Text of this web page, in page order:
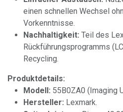
einen schnellen Wechsel
Vorkenntnisse.
Nachhaltigkeit: Teil des
Rückführungsprogramms
Recycling.
Produktdetails:
Modell: 55B0ZA0 (Imaging
Hersteller: Lexmark.